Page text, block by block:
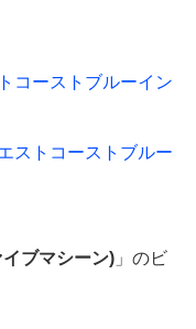
コーストブルーイン
ストコーストブルー
ブマシーン) 」のビ